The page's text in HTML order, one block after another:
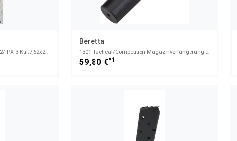
Magazin NORINCO NP762/ NP22/ PX-3 Kal.7,62x25tokarev
Beretta
1301 Tactical/Competition Magazinverlängerung +2 - 12/76
59,80 €*1